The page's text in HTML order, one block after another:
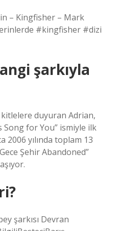
– Kingfisher – Mark
#kingfisher #dizi
şarkıyla
duyuran Adrian,
Song for You” ismiyle ilk
2006 yılında toplam 13
Şehir Abandoned”
şarkısı Devran